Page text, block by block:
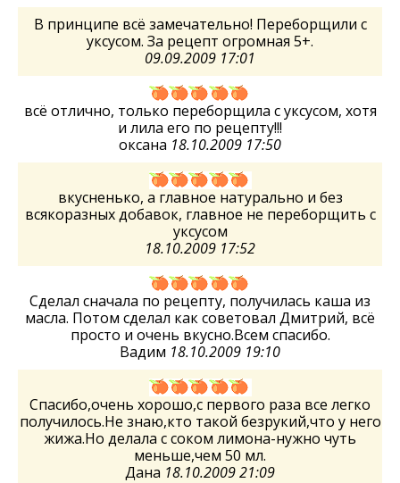
В принципе всё замечательно! Переборщили с
уксусом. За рецепт огромная 5+.
09.09.2009 17:01
всё отлично, только переборщила с уксусом, хотя
и лила его по рецепту!!!
оксана 18.10.2009 17:50
вкусненько, а главное натурально и без
всякоразных добавок, главное не переборщить с
уксусом
18.10.2009 17:52
Сделал сначала по рецепту, получилась каша из
масла. Потом сделал как советовал Дмитрий, всё
просто и очень вкусно.Всем спасибо.
Вадим 18.10.2009 19:10
Спасибо,очень хорошо,с первого раза все легко
получилось.Не знаю,кто такой безрукий,что у него
жижа.Но делала с соком лимона-нужно чуть
меньше,чем 50 мл.
Дана 18.10.2009 21:09